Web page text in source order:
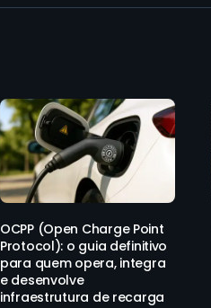
OCPP (Open Charge Point
Protocol): o guia definitivo
para quem opera, integra
e desenvolve
infraestrutura de recarga